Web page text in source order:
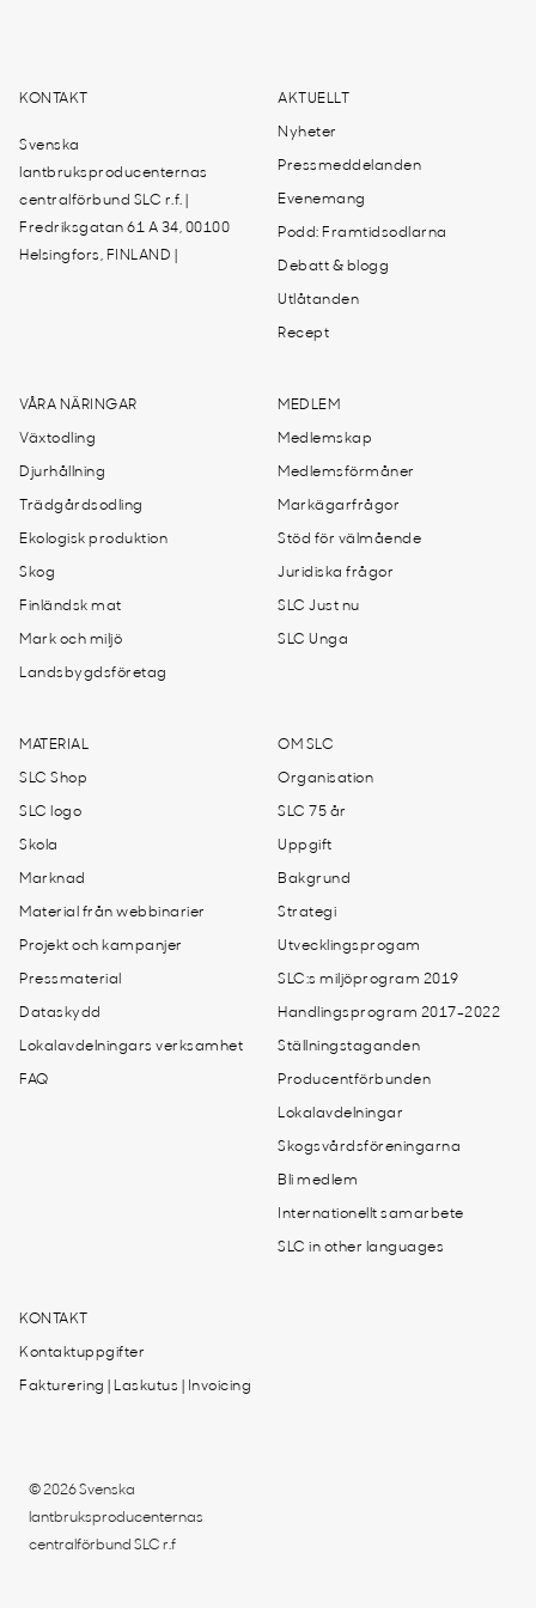
KONTAKT
Svenska
lantbruksproducenternas
centralförbund SLC r.f. |
Fredriksgatan 61 A 34, 00100
Helsingfors, FINLAND |
AKTUELLT
Nyheter
Pressmeddelanden
Evenemang
Podd: Framtidsodlarna
Debatt & blogg
Utlåtanden
Recept
VÅRA NÄRINGAR
Växtodling
Djurhållning
Trädgårdsodling
Ekologisk produktion
Skog
Finländsk mat
Mark och miljö
Landsbygdsföretag
MEDLEM
Medlemskap
Medlemsförmåner
Markägarfrågor
Stöd för välmående
Juridiska frågor
SLC Just nu
SLC Unga
MATERIAL
SLC Shop
SLC logo
Skola
Marknad
Material från webbinarier
Projekt och kampanjer
Pressmaterial
Dataskydd
Lokalavdelningars verksamhet
FAQ
OM SLC
Organisation
SLC 75 år
Uppgift
Bakgrund
Strategi
Utvecklingsprogam
SLC:s miljöprogram 2019
Handlingsprogram 2017-2022
Ställningstaganden
Producentförbunden
Lokalavdelningar
Skogsvårdsföreningarna
Bli medlem
Internationellt samarbete
SLC in other languages
KONTAKT
Kontaktuppgifter
Fakturering | Laskutus | Invoicing
© 2026 Svenska
lantbruksproducenternas
centralförbund SLC r.f